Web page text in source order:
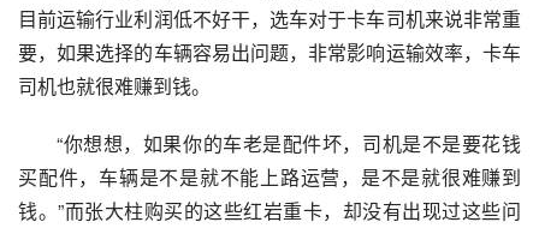
目前运输行业利润低不好干，选车对于卡车司机来说非常重
要，如果选择的车辆容易出问题，非常影响运输效率，卡车
司机也就很难赚到钱。
“你想想，如果你的车老是配件坏，司机是不是要花钱
买配件，车辆是不是就不能上路运营，是不是就很难赚到
钱。”而张大柱购买的这些红岩重卡，却没有出现过这些问